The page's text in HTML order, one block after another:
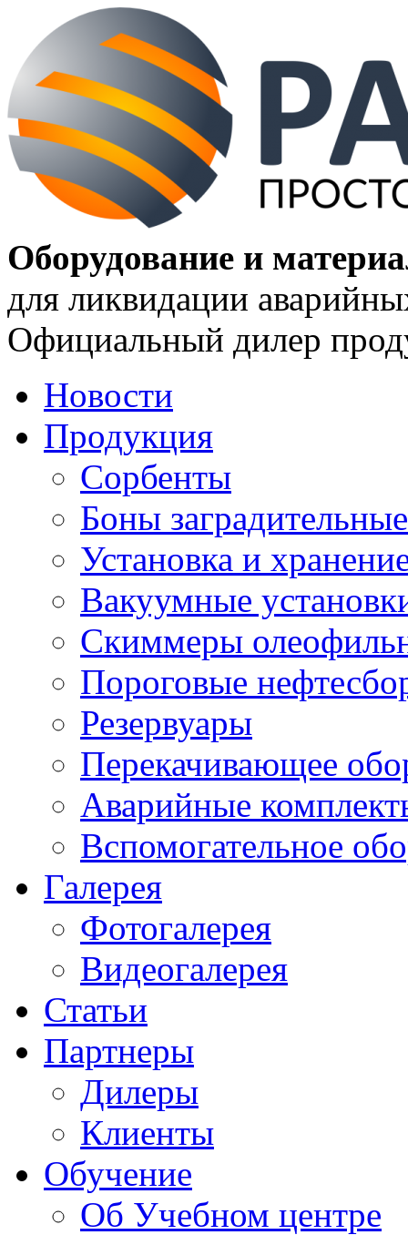
Оборудование и
для ликвидации
Официальный дилер
Новости
Продукция
Сорбенты
Боны заградительные
Установка и
Вакуумные
Скиммеры
Пороговые
Резервуары
Перекачивающее
Аварийные
Вспомогательное
Галерея
Фотогалерея
Видеогалерея
Статьи
Партнеры
Дилеры
Клиенты
Обучение
Об Учебном центре